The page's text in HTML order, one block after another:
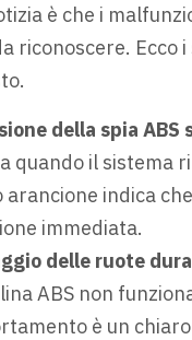
è che i
riconoscere. Ecco
della spia
quando il sistema
arancione indica
immediata.
delle ruote
ABS non
è un